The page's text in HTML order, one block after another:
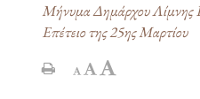
Μήνυμα Δημάρχου Λίμνης
Επέτειο της 25ης Μαρτίου